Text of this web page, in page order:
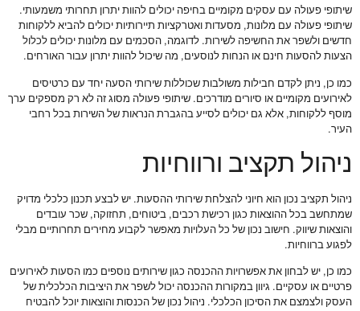
שיתופי פעולה עם עסקים מקומיים בחיפה יכולים להוות יתרון תחרותי משמעותי.
שיתופי פעולה עם מלונות, מסעדות ואטרקציות תיירותיות יכולים להביא ללקוחות
חדשים ולשפר את החשיפה לשירות. לדוגמה, הסכמים עם מלונות יכולים לכלול
הצעות להסעות חינם או הנחות לנוסעים, מה שיכול להוות יתרון עבור האורחים.
כמו כן, ניתן לקדם חבילות משולבות שכוללות שירותי הסעה יחד עם כרטיסים
לאירועים מקומיים או סיורים מודרכים. שיתופי פעולה מסוג זה לא רק מספקים ערך
מוסף ללקוחות, אלא גם יכולים לסייע בהגברת הנראות של השירות בכל רחבי
העיר.
ניהול תקציב ורווחיות
ניהול תקציב נכון הוא חיוני להצלחת שירותי ההסעות. יש לבצע תכנון כלכלי מדויק
שמתחשב בכל ההוצאות כגון רכישת רכבים, ביטוחים, תחזוקה, שכר עובדים
והוצאות שיווק. חישוב נכון של כל העלויות מאפשר לקבוע מחירים תחרותיים מבלי
לפגוע ברווחיות.
כמו כן, יש לבחון את אפשרויות ההכנסה כגון שירותים נוספים כמו הסעות לאירועים
פרטיים או עסקיים. גיוון במקורות ההכנסה יכול לשפר את היציבות הכלכלית של
העסק ולצמצם את הסיכון הכלכלי. ניהול נכון של הכנסות והוצאות יוכל להבטיח